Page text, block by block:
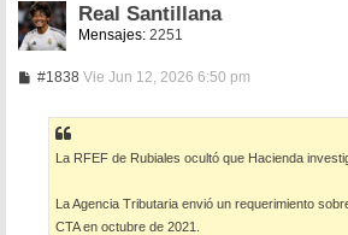
Real Santillana
Mensajes: 2251
#1838M
j
Vie Jun 12, 2026 6:50 pm
La RFEF de Rubiales ocultó que Hacienda
La Agencia Tributaria envió un requerimiento
CTA en octubre de 2021.